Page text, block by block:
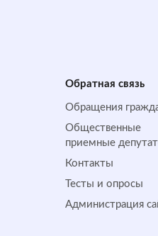
Обратная cвязь
Обращения
Общественные
приемные
Контакты
Тесты и опросы
Администрация